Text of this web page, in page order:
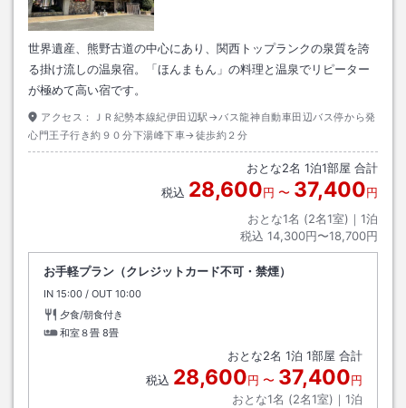
世界遺産、熊野古道の中心にあり、関西トップランクの泉質を誇
る掛け流しの温泉宿。「ほんまもん」の料理と温泉でリピーター
が極めて高い宿です。
アクセス：
ＪＲ紀勢本線紀伊田辺駅→バス龍神自動車田辺バス停から発
心門王子行き約９０分下湯峰下車→徒歩約２分
おとな2名 1泊1部屋 合計
税込 28,600円 〜 37,400円
おとな1名 (2名1室)｜ 1泊
税込 14,300円〜18,700円
お手軽プラン（クレジットカード不可・禁煙）
IN チェックイン
15:00 / OUT チェックアウト
10:00
夕食/朝食付き
和室８畳 8畳
おとな2名 1泊 1部屋 合計
税込 28,600円 〜 37,400円
おとな1名 (2名1室)｜ 1泊